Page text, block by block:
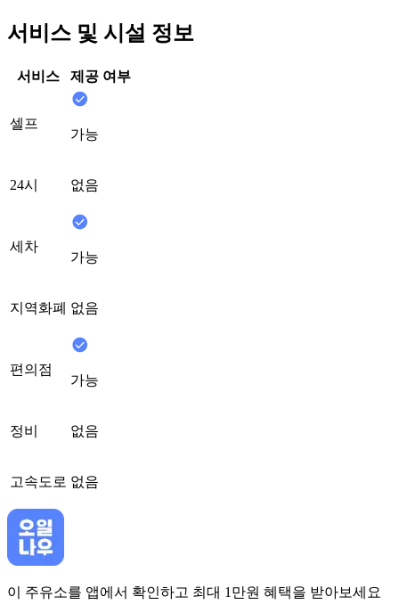
서비스 및 시설 정보
서비스 제공 여부
셀프
가능
24시 없음
세차
가능
지역화폐 없음
편의점
가능
정비 없음
고속도로 없음
이 주유소를 앱에서 확인하고 최대 1만원 혜택을 받아보세요